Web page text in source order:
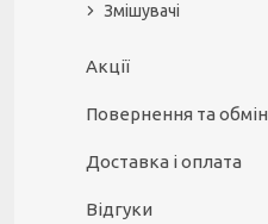
Змішувачі
Акції
Повернення та обмін
Доставка і оплата
Відгуки